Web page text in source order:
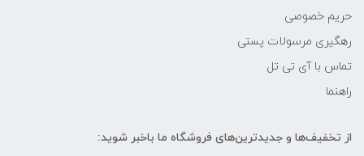
حریم خصوصی
رهگیری مرسولات پستی
تماس با آی تی تل
راهنما
از تخفیف‌ها و جدیدترین‌های فروشگاه ما باخبر شوید: